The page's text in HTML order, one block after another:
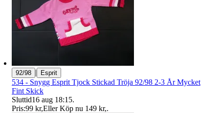
92/98 | Esprit
534 - Snygg Esprit Tjock Stickad Tröja 92/98 2-3 År Mycket
Fint Skick
Sluttid16 aug 18:15.
Pris:99 kr,Eller Köp nu 149 kr,.